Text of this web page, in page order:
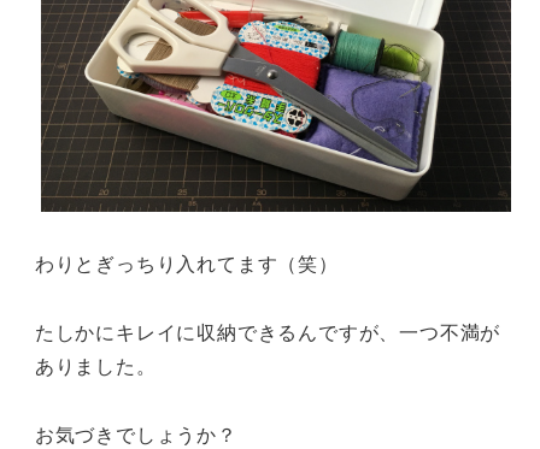
わりとぎっちり入れてます（笑）
たしかにキレイに収納できるんですが、一つ不満が
ありました。
お気づきでしょうか？